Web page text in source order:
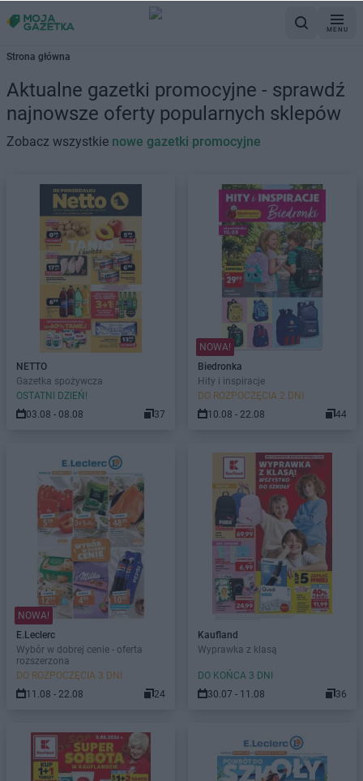
MENU
Strona główna
Aktualne gazetki promocyjne - sprawdź
najnowsze oferty popularnych sklepów
Zobacz wszystkie nowe gazetki promocyjne
NETTO
Gazetka spożywcza
OSTATNI DZIEŃ!
03.08 - 08.08
37
NOWA!
Biedronka
Hity i inspiracje
DO ROZPOCZĘCIA 2 DNI
10.08 - 22.08
44
NOWA!
E.Leclerc
Wybór w dobrej cenie - oferta
rozszerzona
DO ROZPOCZĘCIA 3 DNI
11.08 - 22.08
24
Kaufland
Wyprawka z klasą
DO KOŃCA 3 DNI
30.07 - 11.08
36